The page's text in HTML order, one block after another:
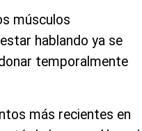
músculos
hablando ya se
temporalmente
más recientes en